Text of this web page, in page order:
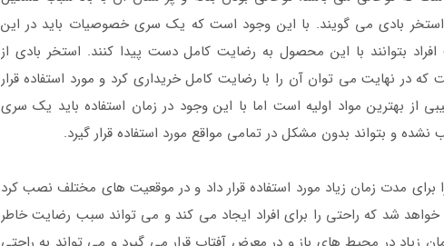
بادی می گویند. با این وجود است که یک سری خصوصیات باید در این
افراد بتوانند با این محصول به رضایت کامل دست پیدا کنند. استخر بادی از
که در نهایت می توان آن را با رضایت کامل خریداری کرد و مورد استفاده قرار
از بهترین مواد اولیه است اما با این وجود در زمان استفاده باید یک سری
نشده و بتواند بدون مشکل در تمامی مواقع مورد استفاده قرار گیرد.
برای مدت زمان زیاد مورد استفاده قرار داد و در موقعیت های مختلف نصب کرد
شد که راحتی را برای افراد ایجاد می کند و می تواند سبب رضایت خاطر